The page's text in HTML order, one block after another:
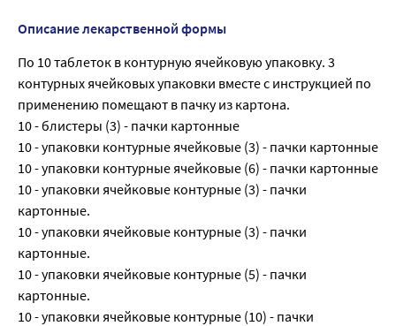
Описание лекарственной формы
По 10 таблеток в контурную ячейковую упаковку. 3
контурных ячейковых упаковки вместе с инструкцией по
применению помещают в пачку из картона.
10 - блистеры (3) - пачки картонные
10 - упаковки контурные ячейковые (3) - пачки картонные
10 - упаковки контурные ячейковые (6) - пачки картонные
10 - упаковки ячейковые контурные (3) - пачки
картонные.
10 - упаковки ячейковые контурные (3) - пачки
картонные.
10 - упаковки ячейковые контурные (5) - пачки
картонные.
10 - упаковки ячейковые контурные (10) - пачки